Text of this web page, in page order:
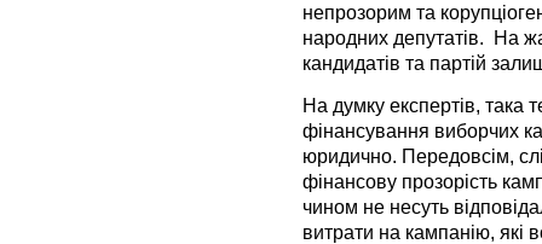
непрозорим та
народних депутатів. На
кандидатів та партій
На думку експертів, така
фінансування виборчих
юридично. Передовсім,
фінансову прозорість
чином не несуть
витрати на кампанію, які